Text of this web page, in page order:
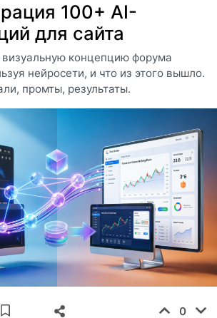
100+ AI-
для сайта
концепцию форума
нейросети, и что из этого вышло.
промты, результаты.
0